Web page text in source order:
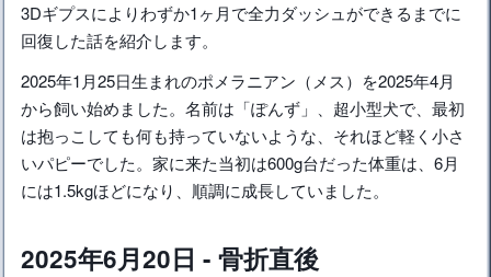
3Dギプスによりわずか1ヶ月で全力ダッシュができるまでに
回復した話を紹介します。
2025年1月25日生まれのポメラニアン（メス）を2025年4月
から飼い始めました。名前は「ぽんず」、超小型犬で、最初
は抱っこしても何も持っていないような、それほど軽く小さ
いパピーでした。家に来た当初は600g台だった体重は、6月
には1.5kgほどになり、順調に成長していました。
2025年6月20日 - 骨折直後